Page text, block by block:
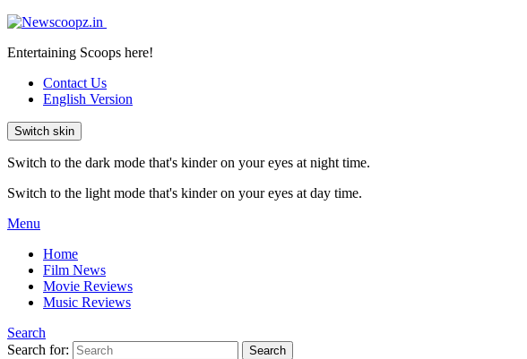
Entertaining Scoops here!
Contact Us
English Version
Switch skin
Switch to the dark mode that's kinder on your eyes at night time.
Switch to the light mode that's kinder on your eyes at day time.
Menu
Home
Film News
Movie Reviews
Music Reviews
Search
Search for:
Search